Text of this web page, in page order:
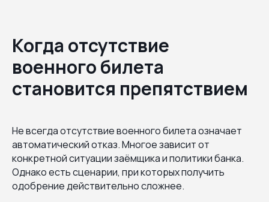
Когда отсутствие
военного билета
становится препятствием
Не всегда отсутствие военного билета означает
автоматический отказ. Многое зависит от
конкретной ситуации заёмщика и политики банка.
Однако есть сценарии, при которых получить
одобрение действительно сложнее.